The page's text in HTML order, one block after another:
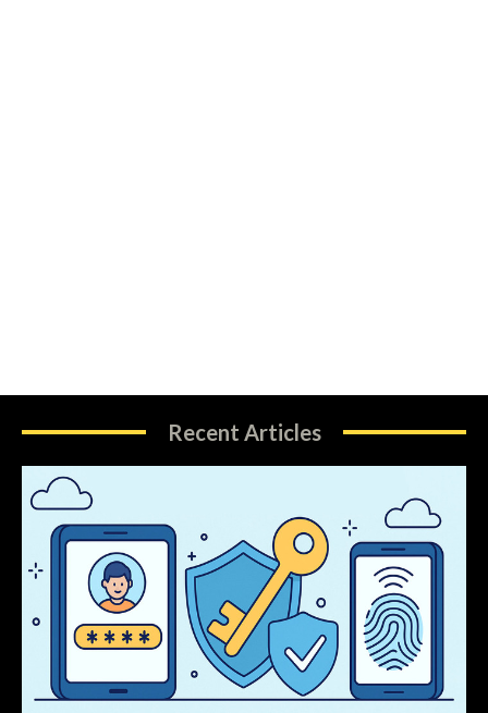
Recent Articles